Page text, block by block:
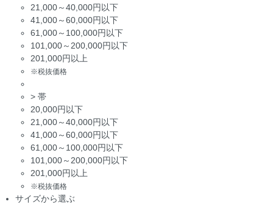
21,000～40,000円以下
41,000～60,000円以下
61,000～100,000円以下
101,000～200,000円以下
201,000円以上
※税抜価格
> 帯
20,000円以下
21,000～40,000円以下
41,000～60,000円以下
61,000～100,000円以下
101,000～200,000円以下
201,000円以上
※税抜価格
サイズから選ぶ